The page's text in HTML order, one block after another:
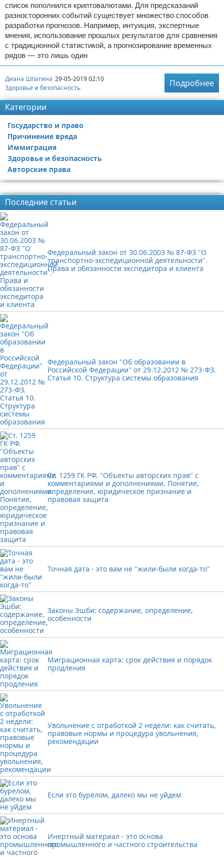
список пополнился криптовалютами. Для предсказаний
разносторонних событий существует множество способов
разработки прогнозов. Например, интуиция, экспертные
мнения, использование прошлых результатов для сравнения
с традиционной статистикой, а прогнозирование временных
рядов — это лишь один
Диана Шпагина 29-05-2019 02:10
Здоровье и безопасность
Подробнее
Категории
Государство и право
Причинение вреда
Иммиграция
Здоровье и безопасность
Авторские права
Последние статьи
Федеральный закон от 30.06.2003 № 87-ФЗ "О
транспортно-экспедиционной деятельности".
Права и обязанности экспедитора и клиента
Федеральный закон "Об образовании в
Российской Федерации" от 29.12.2012 № 273-ФЗ.
Статья 10. Структура системы образования
Ст. 1259 ГК РФ. "Объекты авторских прав" с
комментариями и дополнениями. Понятие,
определение, юридическое признание и
правовая защита
Точная дата - это вам не "жили-были когда-то"
Законы Эшби: содержание, определение,
особенности
Миграционная карта: срок действия и порядок
продления
Увольнение с отработкой 2 недели: как считать,
правовые нормы и процедура увольнения,
рекомендации
Если это бурелом, далеко мы не уйдем
Инертный материал - это основа
промышленного и частного строительства